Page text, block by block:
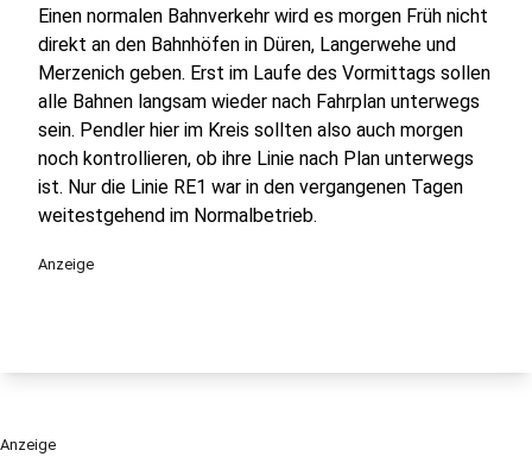
Einen normalen Bahnverkehr wird es morgen Früh nicht
direkt an den Bahnhöfen in Düren, Langerwehe und
Merzenich geben. Erst im Laufe des Vormittags sollen
alle Bahnen langsam wieder nach Fahrplan unterwegs
sein. Pendler hier im Kreis sollten also auch morgen
noch kontrollieren, ob ihre Linie nach Plan unterwegs
ist. Nur die Linie RE1 war in den vergangenen Tagen
weitestgehend im Normalbetrieb.
Anzeige
Anzeige